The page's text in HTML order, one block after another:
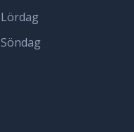
Lördag
Söndag